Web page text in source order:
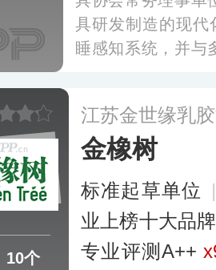
具研发制造的现代
睡感知系统，并与
等国家和地区均有
10个
江苏金世缘乳
金橡树
标准起草单位
业上榜十大品牌
专业​评测A++